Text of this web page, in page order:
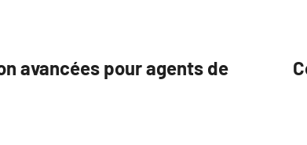
avancées pour agents de